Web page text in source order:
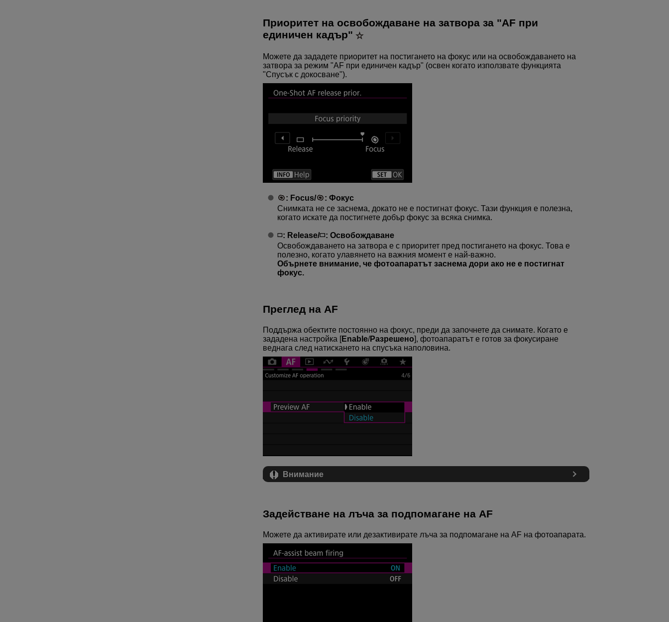
Приоритет на освобождаване на затвора за "AF при
единичен кадър"
Можете да зададете приоритет на постигането на фокус или на освобождаването на
затвора за режим "AF при единичен кадър" (освен когато използвате функцията
"Спусък с докосване").
: Focus/ : Фокус
Снимката не се заснема, докато не е постигнат фокус. Тази функция е полезна,
когато искате да постигнете добър фокус за всяка снимка.
: Release/ : Освобождаване
Освобождаването на затвора е с приоритет пред постигането на фокус. Това е
полезно, когато улавянето на важния момент е най-важно.
Обърнете внимание, че фотоапаратът заснема дори ако не е постигнат
фокус.
Преглед на AF
Поддържа обектите постоянно на фокус, преди да започнете да снимате. Когато е
зададена настройка [Enable/Разрешено], фотоапаратът е готов за фокусиране
веднага след натискането на спусъка наполовина.
Внимание
Задействане на лъча за подпомагане на AF
Можете да активирате или дезактивирате лъча за подпомагане на AF на фотоапарата.